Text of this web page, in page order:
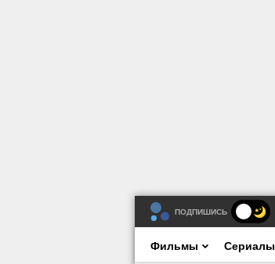
ПОДПИШИСЬ
Фильмы Сериалы